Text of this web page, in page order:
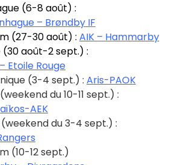
(6-8 août) :
– Brøndby IF
(27-30 août) : AIK – Hammarby
(30 août-2 sept.) :
Etoile Rouge
(3-4 sept.) : Aris-PAOK
du 10-11 sept.) :
AEK
du 3-4 sept.) :
(10-12 sept.)